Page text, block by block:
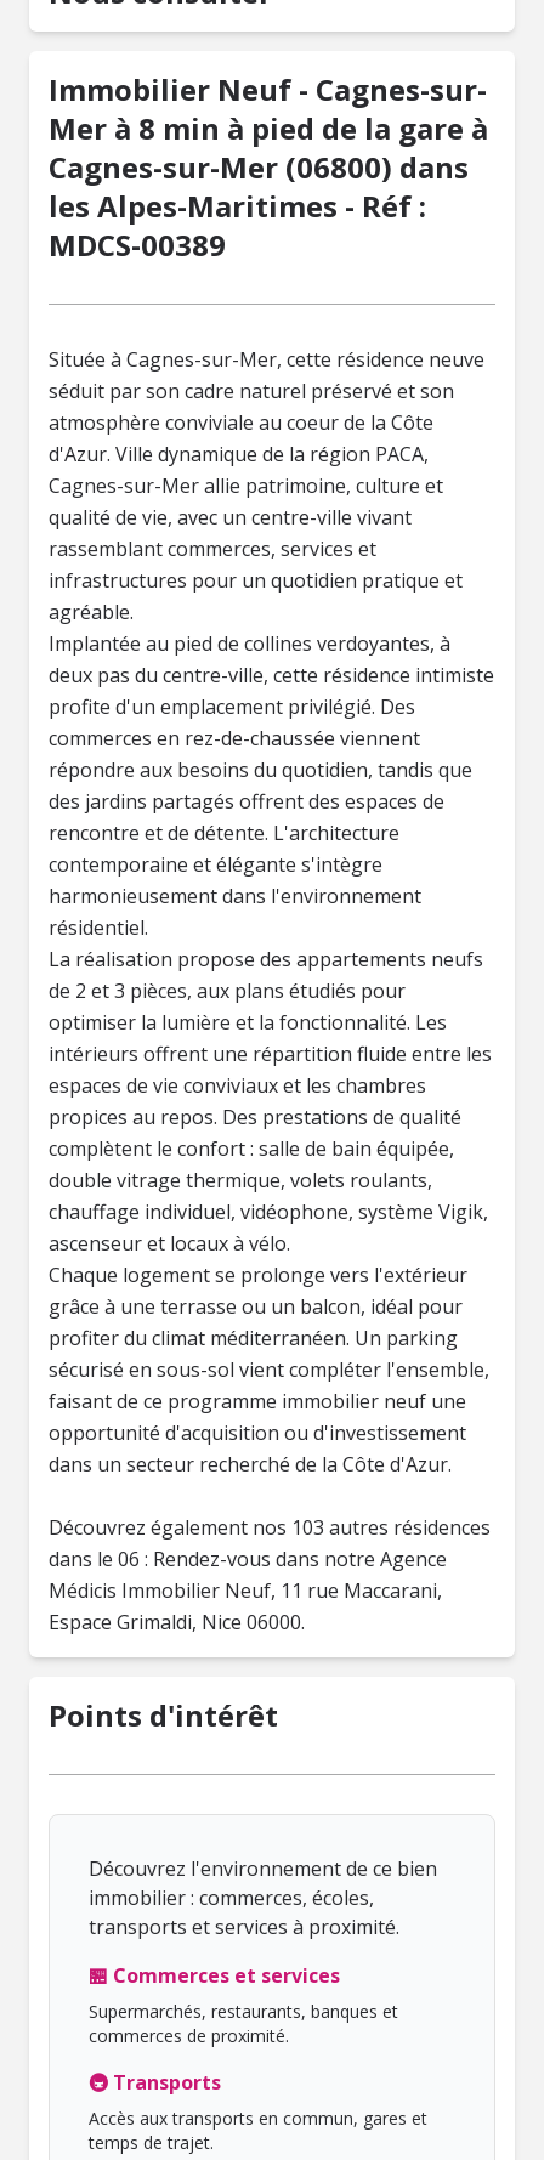
Immobilier Neuf - Cagnes-sur-
Mer à 8 min à pied de la gare à
Cagnes-sur-Mer (06800) dans
les Alpes-Maritimes - Réf :
MDCS-00389
Située à Cagnes-sur-Mer, cette résidence neuve
séduit par son cadre naturel préservé et son
atmosphère conviviale au coeur de la Côte
d'Azur. Ville dynamique de la région PACA,
Cagnes-sur-Mer allie patrimoine, culture et
qualité de vie, avec un centre-ville vivant
rassemblant commerces, services et
infrastructures pour un quotidien pratique et
agréable.
Implantée au pied de collines verdoyantes, à
deux pas du centre-ville, cette résidence intimiste
profite d'un emplacement privilégié. Des
commerces en rez-de-chaussée viennent
répondre aux besoins du quotidien, tandis que
des jardins partagés offrent des espaces de
rencontre et de détente. L'architecture
contemporaine et élégante s'intègre
harmonieusement dans l'environnement
résidentiel.
La réalisation propose des appartements neufs
de 2 et 3 pièces, aux plans étudiés pour
optimiser la lumière et la fonctionnalité. Les
intérieurs offrent une répartition fluide entre les
espaces de vie conviviaux et les chambres
propices au repos. Des prestations de qualité
complètent le confort : salle de bain équipée,
double vitrage thermique, volets roulants,
chauffage individuel, vidéophone, système Vigik,
ascenseur et locaux à vélo.
Chaque logement se prolonge vers l'extérieur
grâce à une terrasse ou un balcon, idéal pour
profiter du climat méditerranéen. Un parking
sécurisé en sous-sol vient compléter l'ensemble,
faisant de ce programme immobilier neuf une
opportunité d'acquisition ou d'investissement
dans un secteur recherché de la Côte d'Azur.
Découvrez également nos 103 autres résidences
dans le 06 : Rendez-vous dans notre Agence
Médicis Immobilier Neuf, 11 rue Maccarani,
Espace Grimaldi, Nice 06000.
Points d'intérêt
Découvrez l'environnement de ce bien
immobilier : commerces, écoles,
transports et services à proximité.
🏪 Commerces et services
Supermarchés, restaurants, banques et
commerces de proximité.
🚇 Transports
Accès aux transports en commun, gares et
temps de trajet.